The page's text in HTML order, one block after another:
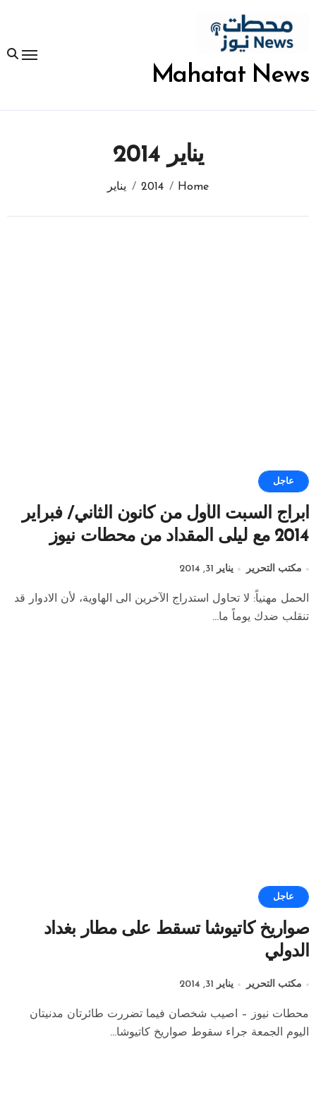
المحتوى
Mahatat News
يناير 2014
Home
2014 يناير
عاجل
ابراج السبت الأول من كانون الثاني/ فبراير
2014 مع ليلى المقداد من محطات نيوز
مكتب التحرير يناير 31, 2014
تنقلب ضدك يوماً ما...
عاجل
صواريخ كاتيوشا تسقط على مطار بغداد
الدولي
مكتب التحرير يناير 31, 2014
محطات نيوز – اصيب شخصان فيما تضررت طائرتان مدنيتان
اليوم الجمعة جراء سقوط صواريخ كاتيوشا...